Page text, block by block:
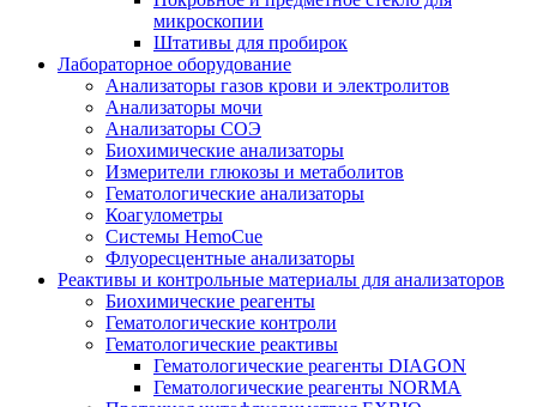
микроскопии
Штативы для пробирок
Лабораторное оборудование
Анализаторы газов крови и электролитов
Анализаторы мочи
Анализаторы СОЭ
Биохимические анализаторы
Измерители глюкозы и метаболитов
Гематологические анализаторы
Коагулометры
Системы HemoCue
Флуоресцентные анализаторы
Реактивы и контрольные материалы для анализаторов
Биохимические реагенты
Гематологические контроли
Гематологические реактивы
Гематологические реагенты DIAGON
Гематологические реагенты NORMA